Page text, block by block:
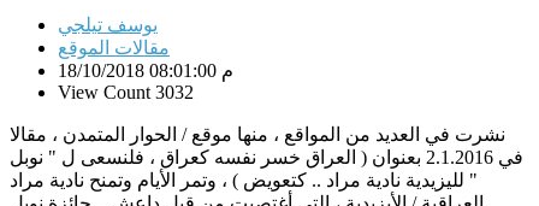
يوسف تيلجي
مقالات الموقع
18/10/2018 08:01:00 م
View Count 3032
نشرت في العديد من المواقع ، منها موقع / الحوار المتمدن ، مقالا
في 2.1.2016 بعنوان ( العراق خسر نفسه كعراق ، فلنسعى ل " نوبل
" لليزيدية نادية مراد .. كتعويض ) ، وتمر الأيام وتمنح نادية مراد